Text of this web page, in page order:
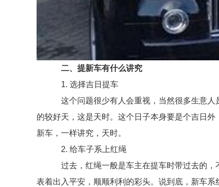
二、提新车有什么讲究
1. 选择吉日提车
这个问题很少有人会重视，当然很多生意人
的较好天，这是天时。这个日子本身要是个吉日
新车，一样讲究，天时。
2. 给车子系上红绳
过去，红绳一般是车主在提车时带过去的，
表着出入平安，顺顺利利的彩头。说到底，新车